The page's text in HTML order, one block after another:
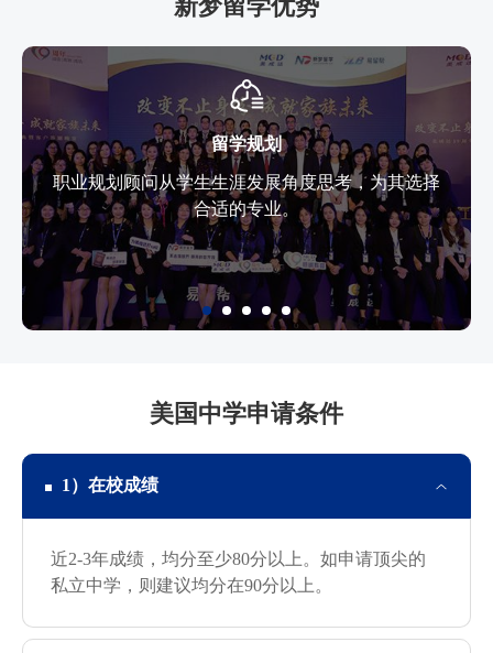
新梦留学优势
留学规划
职业规划顾问从学生生涯发展角度思考，为其选择
合适的专业。
美国中学申请条件
1）在校成绩
近2-3年成绩，均分至少80分以上。如申请顶尖的
私立中学，则建议均分在90分以上。